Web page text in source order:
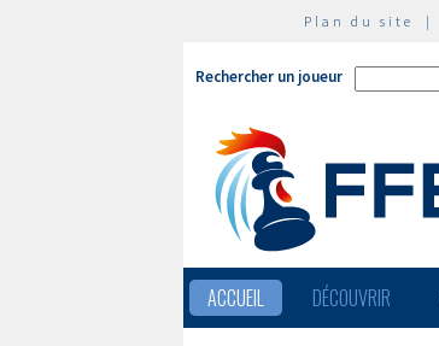
Plan du site |
Rechercher un joueur
ACCUEIL DÉCOUVRIR